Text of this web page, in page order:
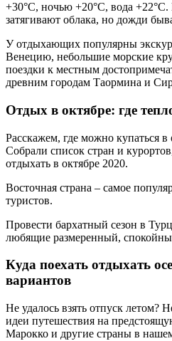
+30°С, ночью +20°С, вода +22°С.
затягивают облака, но дожди
У отдыхающих популярны
Венецию, небольшие морские
поездки к местным
древним городам Таормина и
Отдых в октябре: где
Расскажем, где можно купаться в
Собрали список стран и
отдыхать в октябре 2020.
Восточная страна – самое
туристов.
Провести бархатный сезон в
любящие размеренный,
Куда поехать отдыхать
вариантов
Не удалось взять отпуск летом?
идеи путешествия на
Марокко и другие страны в